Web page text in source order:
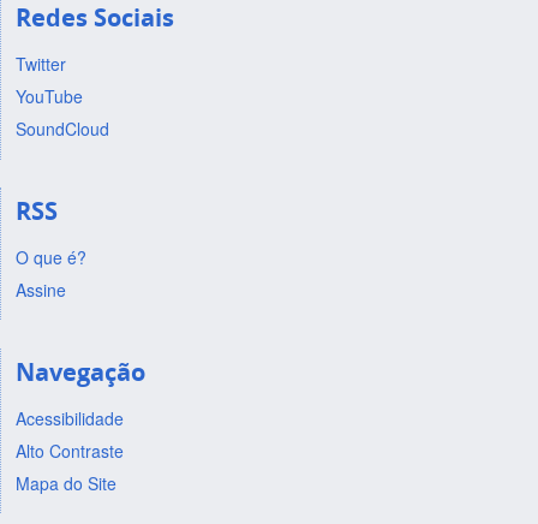
Redes Sociais
Twitter
YouTube
SoundCloud
RSS
O que é?
Assine
Navegação
Acessibilidade
Alto Contraste
Mapa do Site